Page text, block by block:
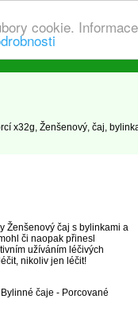
cookie.
x32g, Ženšenový, čaj,
Ženšenový čaj s bylinkami a
či naopak přinesl
užíváním léčivých
nikoliv jen léčit!
čaje - Porcované